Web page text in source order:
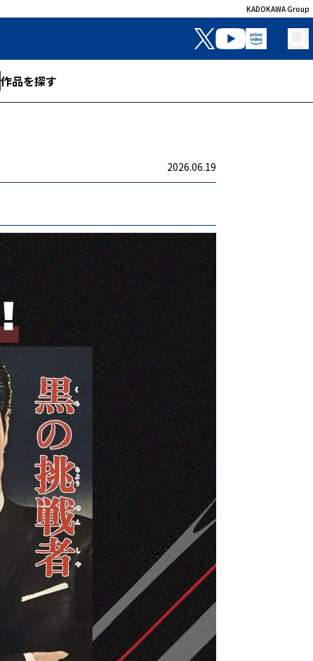
KADOKAWA Group
作品を探す
2026.06.19